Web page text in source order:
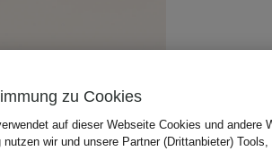
zu Cookies
auf dieser Webseite Cookies und andere
wir und unsere Partner (Drittanbieter)